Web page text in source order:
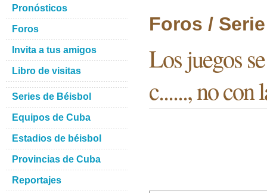
Foros /
Los juegos
c......, no con
Pronósticos
Foros
Invita a tus amigos
Libro de visitas
Series de Béisbol
Equipos de Cuba
Estadios de béisbol
Provincias de Cuba
Reportajes